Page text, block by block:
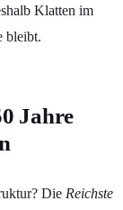
Klatten im
bleibt.
Jahre
Die Reichste